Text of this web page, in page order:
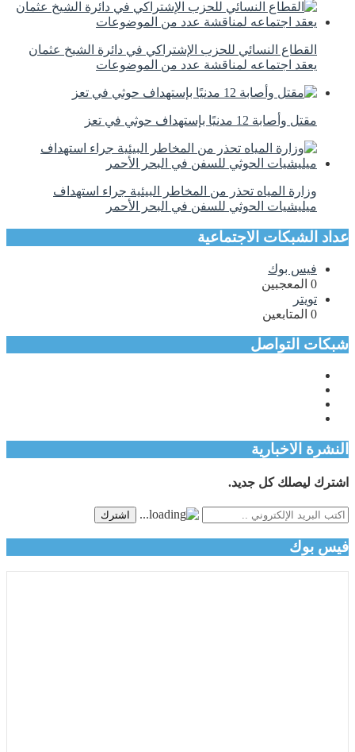
القطاع النسائي للحزب الإشتراكي في دائرة الشيخ عثمان
يعقد اجتماعه لمناقشة عدد من الموضوعات
مقتل وأصابة 12 مدنيًا بإستهداف حوثي في تعز
وزارة المياه تحذر من المخاطر البيئية جراء استهداف
ميليشيات الحوثي للسفن في البحر الأحمر
عداد الشبكات الاجتماعية
فيس بوك
0 المعجبين
تويتر
0 المتابعين
شبكات التواصل
النشرة الاخبارية
اشترك ليصلك كل جديد.
اشترك
فيس بوك